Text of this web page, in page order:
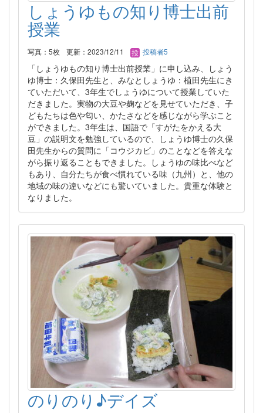
しょうゆもの知り博士出前
授業
写真：5枚 更新：2023/12/11 投稿者5
「しょうゆもの知り博士出前授業」に申し込み、しょう
ゆ博士：久保田先生と、みなとしょうゆ：植田先生にき
ていただいて、3年生でしょうゆについて授業していた
だきました。実物の大豆や麹などを見せていただき、子
どもたちは色や匂い、かたさなどを感じながら学ぶこと
ができました。3年生は、国語で「すがたをかえる大
豆」の説明文を勉強しているので、しょうゆ博士の久保
田先生からの質問に「コウジカビ」のことなどを答えな
がら振り返ることもできました。しょうゆの味比べなど
もあり、自分たちが食べ慣れている味（九州）と、他の
地域の味の違いなどにも驚いていました。貴重な体験と
なりました。
のりのり♪デイズ